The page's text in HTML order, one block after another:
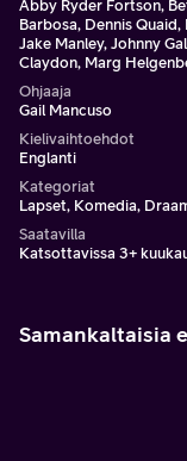
Abby Ryder Fortson,
Barbosa, Dennis Quaid,
Jake Manley, Johnny
Claydon, Marg
Ohjaaja
Gail Mancuso
Kielivaihtoehdot
Englanti
Kategoriat
Lapset, Komedia,
Saatavilla
Katsottavissa 3+
Samankaltaisia